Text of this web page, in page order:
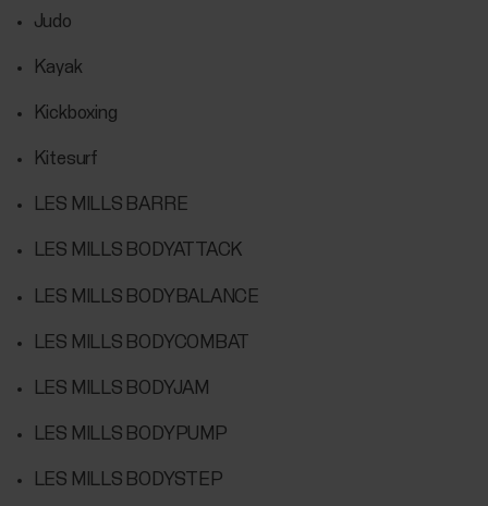
Judo
Kayak
Kickboxing
Kitesurf
LES MILLS BARRE
LES MILLS BODYATTACK
LES MILLS BODYBALANCE
LES MILLS BODYCOMBAT
LES MILLS BODYJAM
LES MILLS BODYPUMP
LES MILLS BODYSTEP